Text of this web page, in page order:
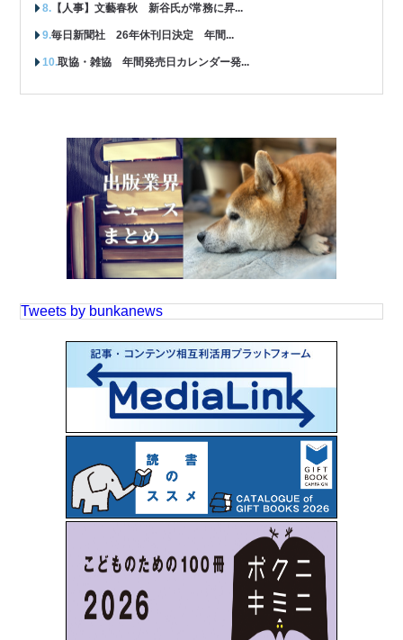
【人事】文藝春秋 新谷氏が常務に昇...
毎日新聞社 26年休刊日決定 年間...
取協・雑協 年間発売日カレンダー発...
Tweets by bunkanews